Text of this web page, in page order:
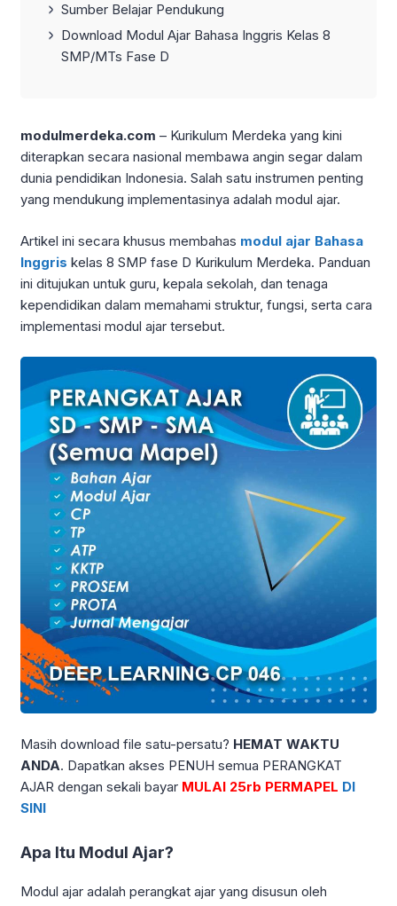
Sumber Belajar Pendukung
Download Modul Ajar Bahasa Inggris Kelas 8
SMP/MTs Fase D
modulmerdeka.com – Kurikulum Merdeka yang kini
diterapkan secara nasional membawa angin segar dalam
dunia pendidikan Indonesia. Salah satu instrumen penting
yang mendukung implementasinya adalah modul ajar.
Artikel ini secara khusus membahas modul ajar Bahasa
Inggris kelas 8 SMP fase D Kurikulum Merdeka. Panduan
ini ditujukan untuk guru, kepala sekolah, dan tenaga
kependidikan dalam memahami struktur, fungsi, serta cara
implementasi modul ajar tersebut.
Masih download file satu-persatu? HEMAT WAKTU
ANDA. Dapatkan akses PENUH semua PERANGKAT
AJAR dengan sekali bayar MULAI 25rb PERMAPEL DI
SINI
Apa Itu Modul Ajar?
Modul ajar adalah perangkat ajar yang disusun oleh